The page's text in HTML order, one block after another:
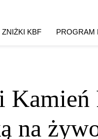
ZNIŻKI KBF PROGRAM
na